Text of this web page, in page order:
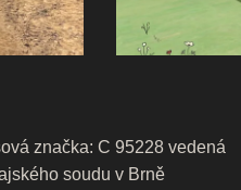
značka: C 95228 vedená
soudu v Brně